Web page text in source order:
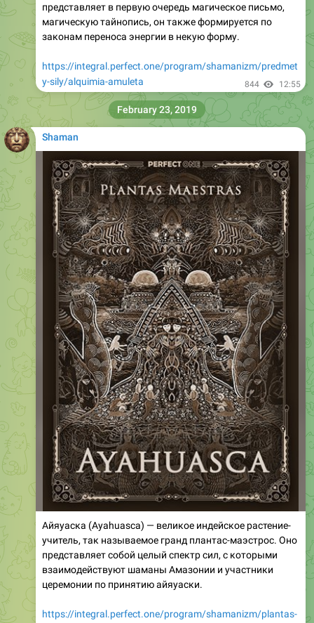
представляет в первую очередь магическое письмо,
магическую тайнопись, он также формируется по
законам переноса энергии в некую форму.
https://integral.perfect.one/program/shamanizm/predmet
y-sily/alquimia-amuleta
844 12:55
Shaman
Айяуаска (Ayahuasca) — великое индейское растение-
учитель, так называемое гранд плантас-маэстрос. Оно
представляет собой целый спектр сил, с которыми
взаимодействуют шаманы Амазонии и участники
церемонии по принятию айяуаски.
https://integral.perfect.one/program/shamanizm/plantas-
February 23, 2019